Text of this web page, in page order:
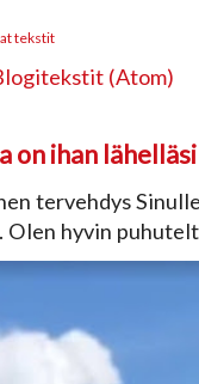
tekstit
(Atom)
on ihan lähelläsi
tervehdys
Olen hyvin